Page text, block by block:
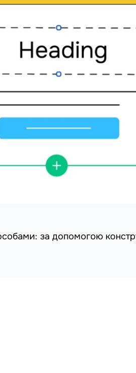
за допомогою